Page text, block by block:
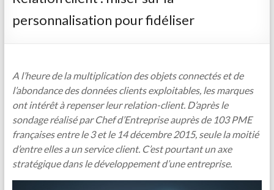
personnalisation pour fidéliser
A l’heure de la multiplication des objets connectés et de
l’abondance des données clients exploitables, les marques
ont intérêt à repenser leur relation-client. D’après le
sondage réalisé par Chef d’Entreprise auprès de 103 PME
françaises entre le 3 et le 14 décembre 2015, seule la moitié
d’entre elles a un service client. C’est pourtant un axe
stratégique dans le développement d’une entreprise.